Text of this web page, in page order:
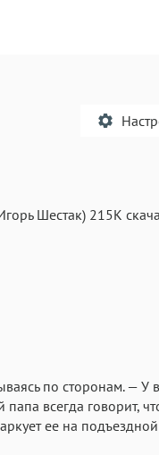
Аа
Fira Sans
Шестак) 215K
по сторонам. — У
всегда говорит,
ее на